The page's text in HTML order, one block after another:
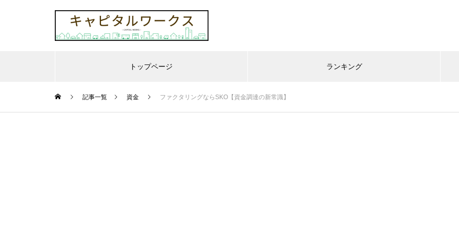
トップページ ランキング
記事一覧 資金 ファクタリングならSKO【資金調達の新常識】